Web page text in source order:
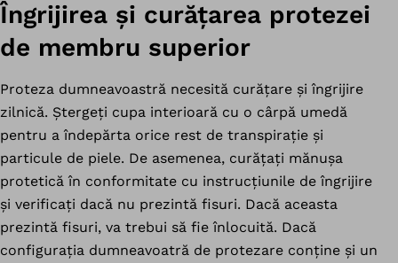
Îngrijirea și curățarea protezei
de membru superior
Proteza dumneavoastră necesită curățare și îngrijire
zilnică. Ștergeți cupa interioară cu o cârpă umedă
pentru a îndepărta orice rest de transpirație și
particule de piele. De asemenea, curățați mănușa
protetică în conformitate cu instrucțiunile de îngrijire
și verificați dacă nu prezintă fisuri. Dacă aceasta
prezintă fisuri, va trebui să fie înlocuită. Dacă
configurația dumneavoatră de protezare conține și un